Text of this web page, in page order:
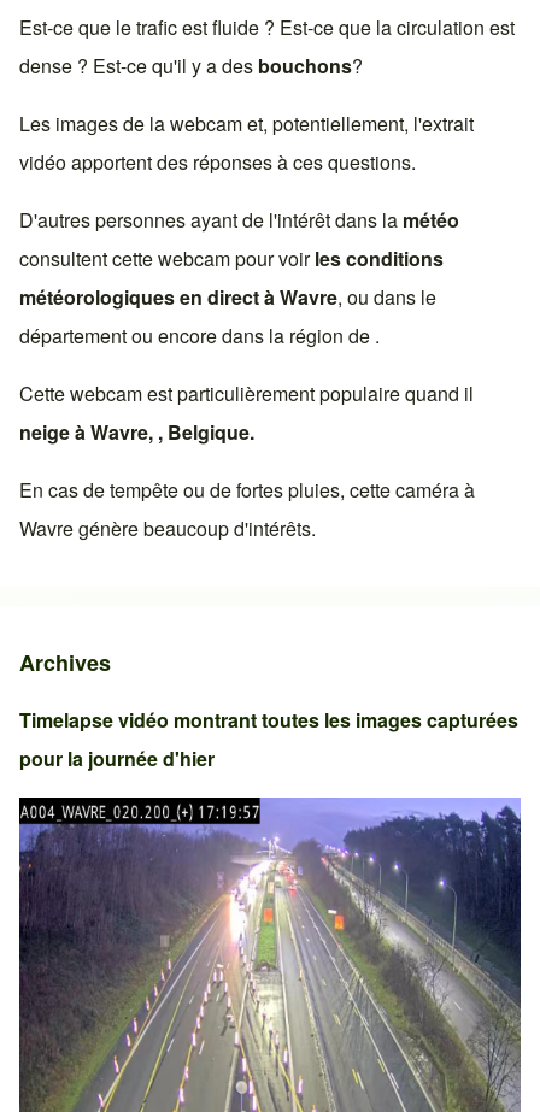
Est-ce que le trafic est fluide ? Est-ce que la circulation est
dense ? Est-ce qu'il y a des bouchons?
Les images de la webcam et, potentiellement, l'extrait
vidéo apportent des réponses à ces questions.
D'autres personnes ayant de l'intérêt dans la météo
consultent cette webcam pour voirles conditions
météorologiques en direct àWavre, ou dans le
département ou encore dans la région de .
Cette webcam est particulièrement populaire quand il
neige àWavre, , Belgique.
En cas de tempête ou de fortes pluies, cette caméra à
Wavregénère beaucoup d'intérêts.
Archives
Timelapse vidéo montrant toutes les images capturées
pour la journée d'hier